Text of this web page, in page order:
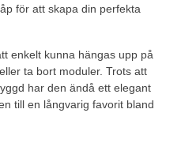
för att skapa din perfekta
enkelt kunna hängas upp på
ta bort moduler. Trots att
har den ändå ett elegant
till en långvarig favorit bland